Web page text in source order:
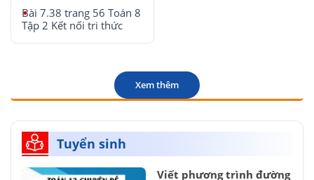
Bài 7.38 trang 56 Toán 8
Tập 2 Kết nối tri thức
Xem thêm
Tuyển sinh
Viết phương trình đường